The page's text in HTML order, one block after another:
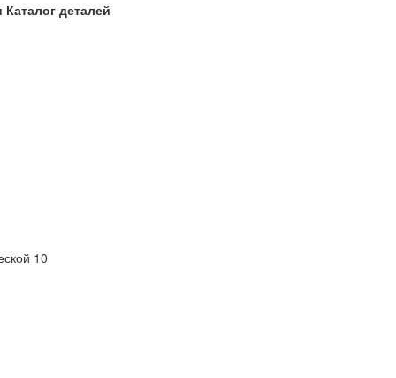
деталей
10